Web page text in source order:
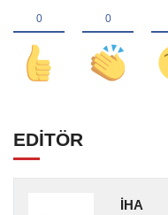
EDİTÖR
İHA